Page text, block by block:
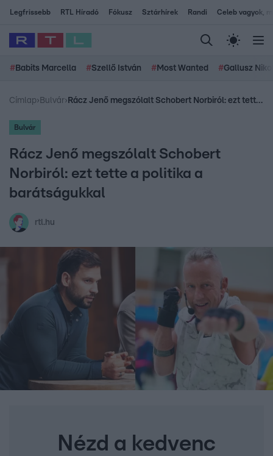
Legfrissebb RTL Híradó Fókusz Sztárhírek Randi Celeb vagyok,
# Babits Marcella #Szellő István # Most Wanted #Gallusz
Címlap› Bulvár› Rácz Jenő megszólalt Schobert Norbiról: ezt tette a politika a barátságukkal
Bulvár
Rácz Jenő megszólalt Schobert
Norbiról: ezt tette a politika a
barátságukkal
rtl.hu
Nézd a kedvenc